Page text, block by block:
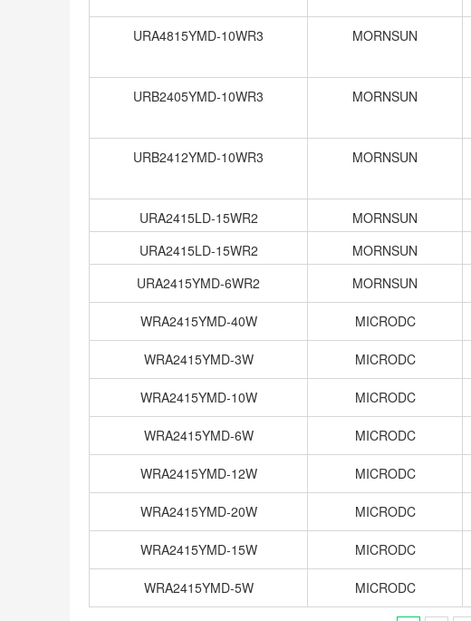
URA4815YMD-10WR3 MORNSUN
URB2405YMD-10WR3 MORNSUN
URB2412YMD-10WR3 MORNSUN
URA2415LD-15WR2 MORNSUN
URA2415LD-15WR2
MORNSUN
URA2415YMD-6WR2
MORNSUN
WRA2415YMD-40W MICRODC
WRA2415YMD-3W MICRODC
WRA2415YMD-10W MICRODC
WRA2415YMD-6W MICRODC
WRA2415YMD-12W MICRODC
WRA2415YMD-20W MICRODC
WRA2415YMD-15W MICRODC
WRA2415YMD-5W MICRODC